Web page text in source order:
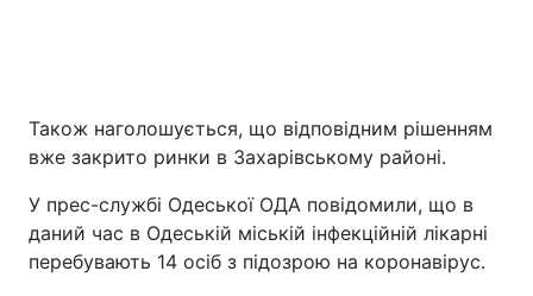
Також наголошується, що відповідним рішенням
вже закрито ринки в Захарівському районі.
У прес-службі Одеської ОДА повідомили, що в
даний час в Одеській міській інфекційній лікарні
перебувають 14 осіб з підозрою на коронавірус.